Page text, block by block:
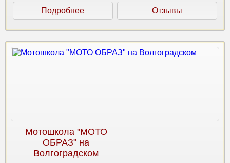
Подробнее Отзывы
Мотошкола "МОТО
ОБРАЗ" на
Волгоградском